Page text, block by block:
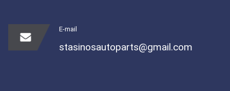
E-mail
stasinosautoparts@gmail.com